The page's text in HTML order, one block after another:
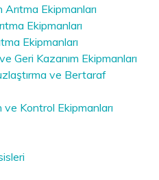
Ekipmanları
Ekipmanları
Ekipmanları
Geri Kazanım Ekipmanları
ve Bertaraf
Kontrol Ekipmanları